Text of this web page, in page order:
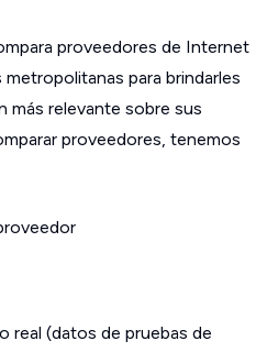
proveedores de Internet
para brindarles
más relevante sobre sus
proveedores, tenemos
real (datos de pruebas de